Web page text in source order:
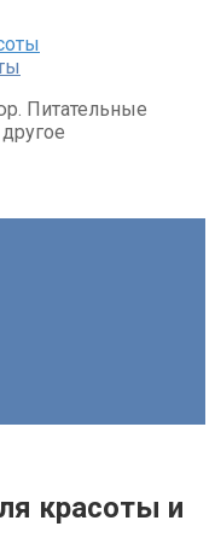
Питательные
красоты и